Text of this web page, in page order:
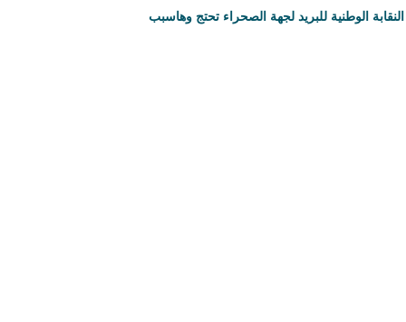
النقابة الوطنية للبريد لجهة الصحراء تحتج وهاسبب